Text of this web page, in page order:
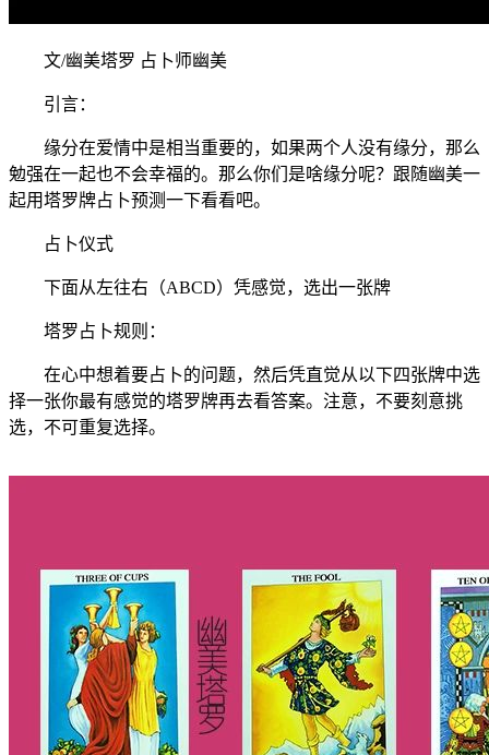
文/幽美塔罗 占卜师幽美
引言：
缘分在爱情中是相当重要的，如果两个人没有缘分，那么
勉强在一起也不会幸福的。那么你们是啥缘分呢？跟随幽美一
起用塔罗牌占卜预测一下看看吧。
占卜仪式
下面从左往右（ABCD）凭感觉，选出一张牌
塔罗占卜规则：
在心中想着要占卜的问题，然后凭直觉从以下四张牌中选
择一张你最有感觉的塔罗牌再去看答案。注意，不要刻意挑
选，不可重复选择。